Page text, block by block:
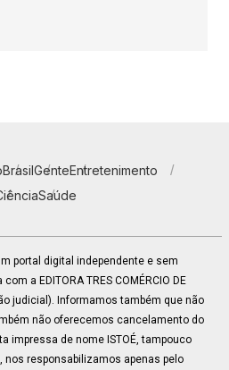
BrasilGenteEntretenimento
Saúde
portal digital independente e sem
a EDITORA TRES COMÉRCIO DE
judicial). Informamos também que não
não oferecemos cancelamento do
impressa de nome ISTOÉ, tampouco
responsabilizamos apenas pelo